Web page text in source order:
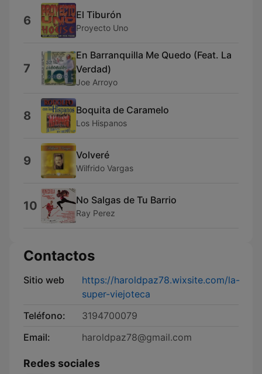
6 El Tiburón
Proyecto Uno
7
En Barranquilla Me Quedo (Feat. La
Verdad)
Joe Arroyo
8 Boquita de Caramelo
Los Hispanos
9 Volveré
Wilfrido Vargas
10 No Salgas de Tu Barrio
Ray Perez
Contactos
Sitio web
https://haroldpaz78.wixsite.com/la-
super-viejoteca
Teléfono:
3194700079
Email:
haroldpaz78@gmail.com
Redes sociales